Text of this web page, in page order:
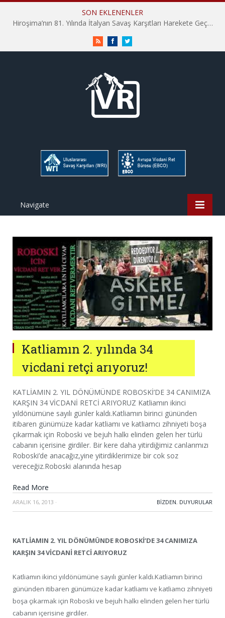
SON EKLENENLER
Hiroşima’nın 81. Yılında İtalyan Savaş Karşıtları Harekete Geçti: “Hatırlamak yeterli değil”
RSS FacebookTwitter
Navigate
Katliamın 2. yılında 34
vicdani retçi arıyoruz!
KATLİAMIN 2. YIL DÖNÜMÜNDE ROBOSKİ’DE 34 CANIMIZA
KARŞIN 34 VİCDANİ RETCİ ARIYORUZ Katliamın ikinci
yıldönümüne sayılı günler kaldı.Katliamın birinci gününden
itibaren günümüze kadar katliamı ve katliamcı zihniyeti boşa
çıkarmak için Roboski ve bejuh halkı elinden gelen her türlü
cabanın içerisine girdiler. Bir kere daha yitirdiğimiz canlarımızı
Roboski’de anacağız,yine yitirdiklerimize bir cok soz
vereceğiz.Roboski alanında hesap
Read More
ARALIK 16, 2013 · BIZDEN, DUYURULAR
KATLİAMIN 2. YIL DÖNÜMÜNDE ROBOSKİ’DE 34 CANIMIZA
KARŞIN 34 VİCDANİ RETCİ ARIYORUZ
Katliamın ikinci yıldönümüne sayılı günler kaldı.Katliamın birinci
gününden itibaren günümüze kadar katliamı ve katliamcı zihniyeti
boşa çıkarmak için Roboski ve bejuh halkı elinden gelen her türlü
cabanın içerisine girdiler.